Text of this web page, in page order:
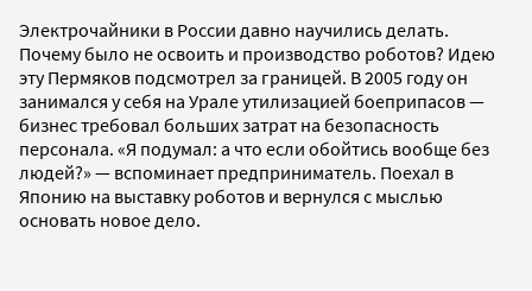
Электрочайники в России давно научились делать.
Почему было не освоить и производство роботов? Идею
эту Пермяков подсмотрел за границей. В 2005 году он
занимался у себя на Урале утилизацией боеприпасов —
бизнес требовал больших затрат на безопасность
персонала. «Я подумал: а что если обойтись вообще без
людей?» — вспоминает предприниматель. Поехал в
Японию на выставку роботов и вернулся с мыслью
основать новое дело.